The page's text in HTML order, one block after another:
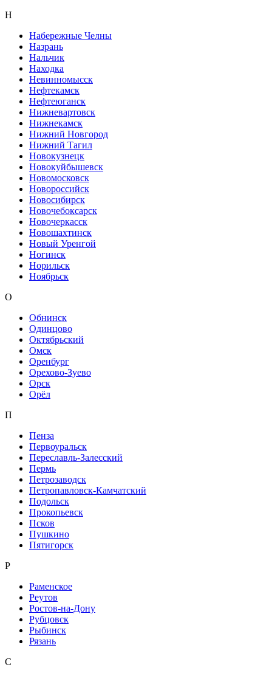
Н
Набережные Челны
Назрань
Нальчик
Находка
Невинномысск
Нефтекамск
Нефтеюганск
Нижневартовск
Нижнекамск
Нижний Новгород
Нижний Тагил
Новокузнецк
Новокуйбышевск
Новомосковск
Новороссийск
Новосибирск
Новочебоксарск
Новочеркасск
Новошахтинск
Новый Уренгой
Ногинск
Норильск
Ноябрьск
О
Обнинск
Одинцово
Октябрьский
Омск
Оренбург
Орехово-Зуево
Орск
Орёл
П
Пенза
Первоуральск
Переславль-Залесский
Пермь
Петрозаводск
Петропавловск-Камчатский
Подольск
Прокопьевск
Псков
Пушкино
Пятигорск
Р
Раменское
Реутов
Ростов-на-Дону
Рубцовск
Рыбинск
Рязань
С